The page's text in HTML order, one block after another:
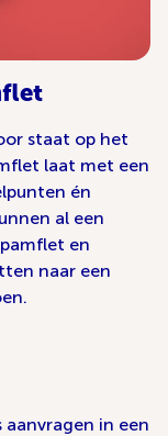
staat op het
laat met een
én
al een
en
naar een
in een